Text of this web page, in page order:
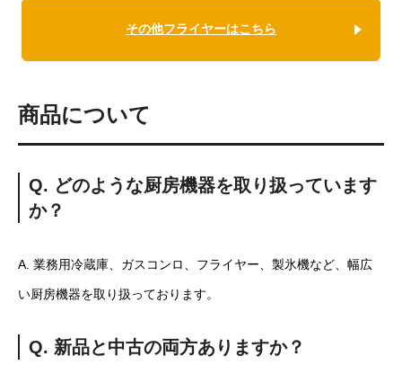
その他フライヤーはこちら
商品について
Q. どのような厨房機器を取り扱っています
か？
A. 業務用冷蔵庫、ガスコンロ、フライヤー、製氷機など、幅広
い厨房機器を取り扱っております。
Q. 新品と中古の両方ありますか？